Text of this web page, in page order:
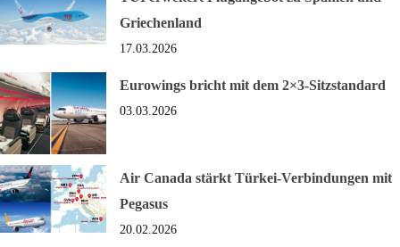
Griechenland
17.03.2026
Eurowings bricht mit dem 2×3-Sitzstandard
03.03.2026
Air Canada stärkt Türkei-Verbindungen mit
Pegasus
20.02.2026